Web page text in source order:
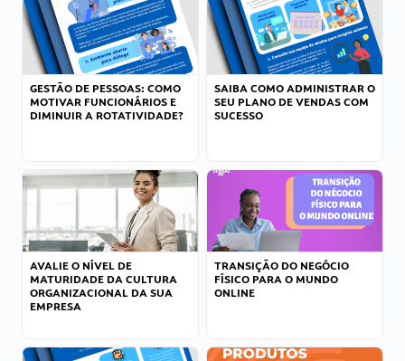
GESTÃO DE PESSOAS: COMO
MOTIVAR FUNCIONÁRIOS E
DIMINUIR A ROTATIVIDADE?
SAIBA COMO ADMINISTRAR O
SEU PLANO DE VENDAS COM
SUCESSO
AVALIE O NÍVEL DE
MATURIDADE DA CULTURA
ORGANIZACIONAL DA SUA
EMPRESA
TRANSIÇÃO DO NEGÓCIO
FÍSICO PARA O MUNDO
ONLINE